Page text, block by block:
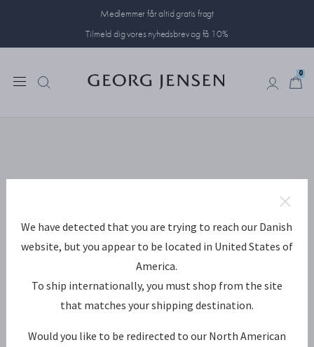
Medlemmer får altid gratis fragt
Tilmeld dig vores nyhedsbrev og få 10%
0
We have detected that you are trying to reach our Danish
website, but you appear to be located in United States of
America.
To ship internationally, you must shop from the site
that matches your shipping destination.
Would you like to be redirected to our North American